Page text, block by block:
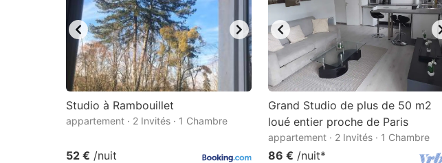
Studio à Rambouillet
appartement · 2 Invités · 1 Chambre
52 € /nuit
Grand Studio de plus de 50 m2
loué entier proche de Paris
appartement · 2 Invités · 1 Chambre
86 € /nuit*